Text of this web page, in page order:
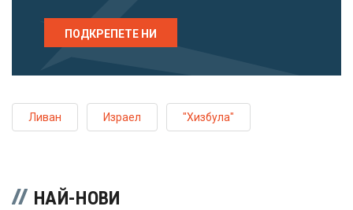
ПОДКРЕПЕТЕ НИ
Ливан Израел "Хизбула"
НАЙ-НОВИ